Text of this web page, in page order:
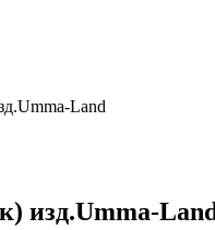
Land
изд.Umma-